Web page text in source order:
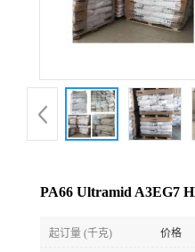
品
展
PA66 Ultramid A3EG7
起订量 (千克) 价格